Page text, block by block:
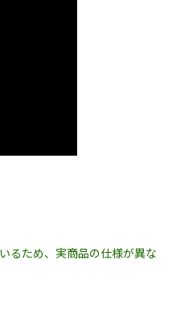
るため、実商品の仕様が異な